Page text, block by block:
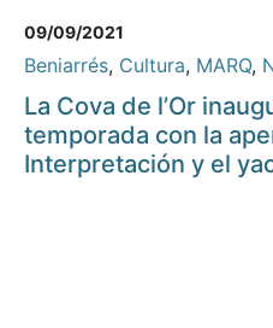
09/09/2021
Beniarrés, Cultura, MARQ,
La Cova de l’Or
temporada con la
Interpretación y el